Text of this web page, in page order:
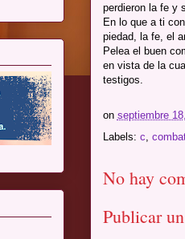
perdieron la fe y
En lo que a ti
piedad, la fe, el
Pelea el buen
en vista de la
testigos.
on septiembre
Labels: c
No hay
Publicar